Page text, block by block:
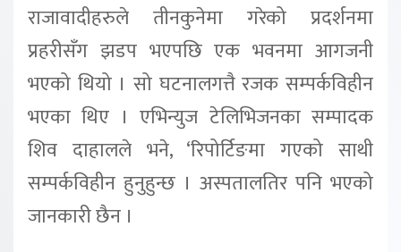
राजावादीहरुले तीनकुनेमा गरेको प्रदर्शनमा
प्रहरीसँग झडप भएपछि एक भवनमा आगजनी
भएको थियो । सो घटनालगत्तै रजक सम्पर्कविहीन
भएका थिए । एभिन्युज टेलिभिजनका सम्पादक
शिव दाहालले भने, ‘रिपोर्टिङमा गएको साथी
सम्पर्कविहीन हुनुहुन्छ । अस्पतालतिर पनि भएको
जानकारी छैन ।